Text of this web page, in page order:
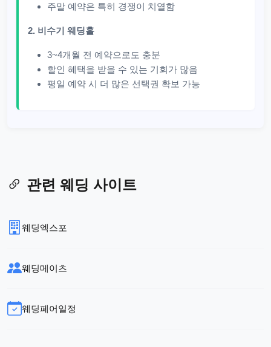
주말 예약은 특히 경쟁이 치열함
2. 비수기 웨딩홀
3~4개월 전 예약으로도 충분
할인 혜택을 받을 수 있는 기회가 많음
평일 예약 시 더 많은 선택권 확보 가능
관련 웨딩 사이트
웨딩엑스포
웨딩메이츠
웨딩페어일정